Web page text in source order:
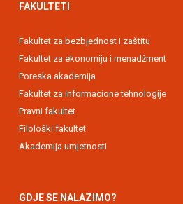
FAKULTETI
Fakultet za bezbjednost i zaštitu
Fakultet za ekonomiju i menadžment
Poreska akademija
Fakultet za informacione tehnologije
Pravni fakultet
Filološki fakultet
Akademija umjetnosti
GDJE SE NALAZIMO?